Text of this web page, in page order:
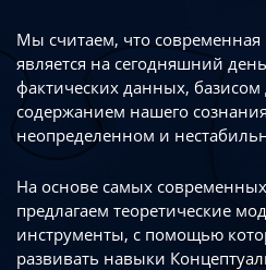
Мы считаем, что современная
является на сегодняшний день
фактических данных,
содержанием нашего
неопределенном и
На основе самых
предлагаем теоретические
инструменты, с помощью
развивать навыки